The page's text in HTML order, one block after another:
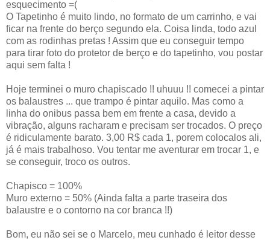
esquecimento =(
O Tapetinho é muito lindo, no formato de um carrinho, e vai
ficar na frente do berço segundo ela. Coisa linda, todo azul
com as rodinhas pretas ! Assim que eu conseguir tempo
para tirar foto do protetor de berço e do tapetinho, vou postar
aqui sem falta !
Hoje terminei o muro chapiscado !! uhuuu !! comecei a pintar
os balaustres ... que trampo é pintar aquilo. Mas como a
linha do onibus passa bem em frente a casa, devido a
vibração, alguns racharam e precisam ser trocados. O preço
é ridiculamente barato. 3,00 R$ cada 1, porem colocalos ali,
já é mais trabalhoso. Vou tentar me aventurar em trocar 1, e
se conseguir, troco os outros.
Chapisco = 100%
Muro externo = 50% (Ainda falta a parte traseira dos
balaustre e o contorno na cor branca !!)
Bom, eu não sei se o Marcelo, meu cunhado é leitor desse